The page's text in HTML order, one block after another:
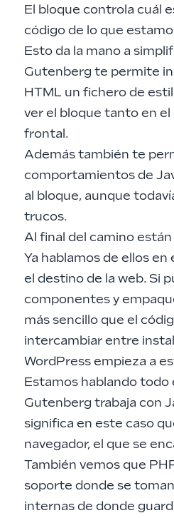
El bloque controla cuál
código de lo que
Esto da la mano a
Gutenberg te permite
HTML un fichero de
ver el bloque tanto en
frontal.
Además también te
comportamientos de
al bloque, aunque
trucos.
Al final del camino
Ya hablamos de ellos en
el destino de la web. Si
componentes y
más sencillo que el
intercambiar entre
WordPress empieza a
Estamos hablando todo
Gutenberg trabaja con
significa en este caso
navegador, el que se
También vemos que
soporte donde se
internas de donde